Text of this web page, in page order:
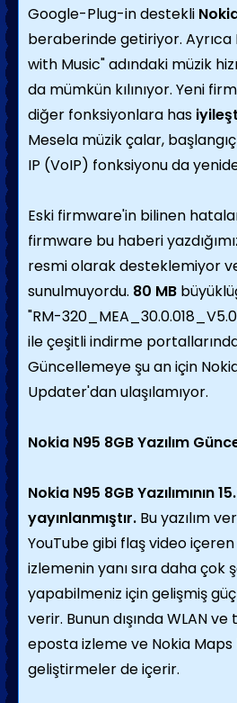
Google-Plug-in destekli
beraberinde getiriyor. Ayrıca
with Music" adındaki müzik
da mümkün kılınıyor. Yeni
diğer fonksiyonlara has
Mesela müzik çalar,
IP (VoIP) fonksiyonu da
Eski firmware'in bilinen
firmware bu haberi
resmi olarak desteklemiyor
sunulmuyordu. 80 MB
"RM-
ile çeşitli indirme
Güncellemeye şu an için
Updater'dan ulaşılamıyor.
Nokia N95 8GB Yazılım
Nokia N95 8GB Yazılımının
yayınlanmıştır. Bu yazılım
YouTube gibi flaş video
izlemenin yanı sıra daha çok
yapabilmeniz için gelişmiş güç
verir. Bunun dışında WLAN
eposta izleme ve Nokia Maps
geliştirmeler de içerir.